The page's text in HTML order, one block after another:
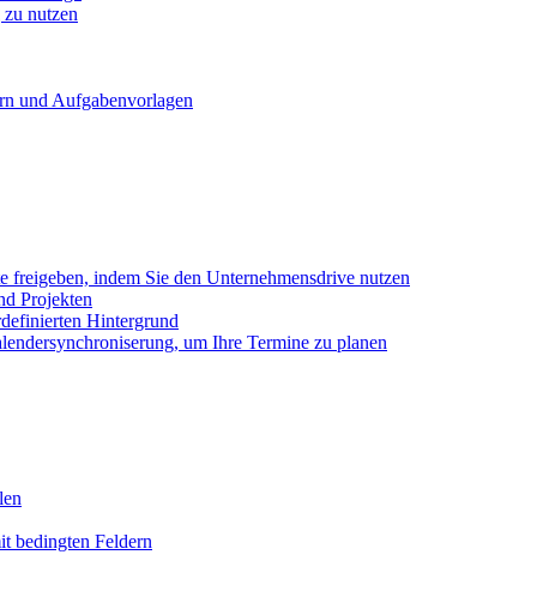
nutzen
und Aufgabenvorlagen
indem Sie den Unternehmensdrive nutzen
Projekten
Hintergrund
um Ihre Termine zu planen
bedingten Feldern